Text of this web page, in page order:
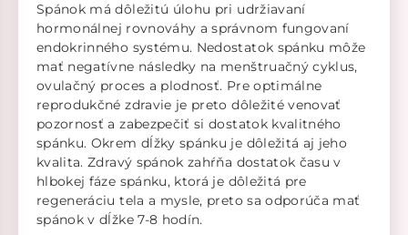
Spánok má dôležitú úlohu pri udržiavaní
hormonálnej rovnováhy a správnom fungovaní
endokrinného systému. Nedostatok spánku môže
mať negatívne následky na menštruačný cyklus,
ovulačný proces a plodnosť. Pre optimálne
reprodukčné zdravie je preto dôležité venovať
pozornosť a zabezpečiť si dostatok kvalitného
spánku. Okrem dĺžky spánku je dôležitá aj jeho
kvalita. Zdravý spánok zahŕňa dostatok času v
hlbokej fáze spánku, ktorá je dôležitá pre
regeneráciu tela a mysle, preto sa odporúča mať
spánok v dĺžke 7-8 hodín.